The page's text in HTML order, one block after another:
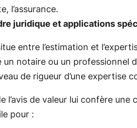
l’assurance.
juridique et applications
entre l’estimation et
un notaire ou un professionnel
de rigueur d’une expertise
l’avis de valeur lui confère
pour :